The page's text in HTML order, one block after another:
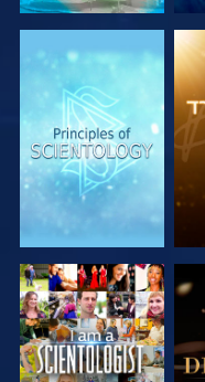
בדוק את הסדרה
צפה